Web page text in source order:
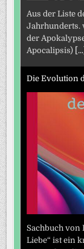
Aus der Liste
Jahrhunderts.
der
Apocalipsis) [...]
Die Evolution
Sachbuch von
Liebe“ ist ein